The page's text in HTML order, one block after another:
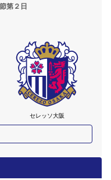
第２日
セレッソ大阪